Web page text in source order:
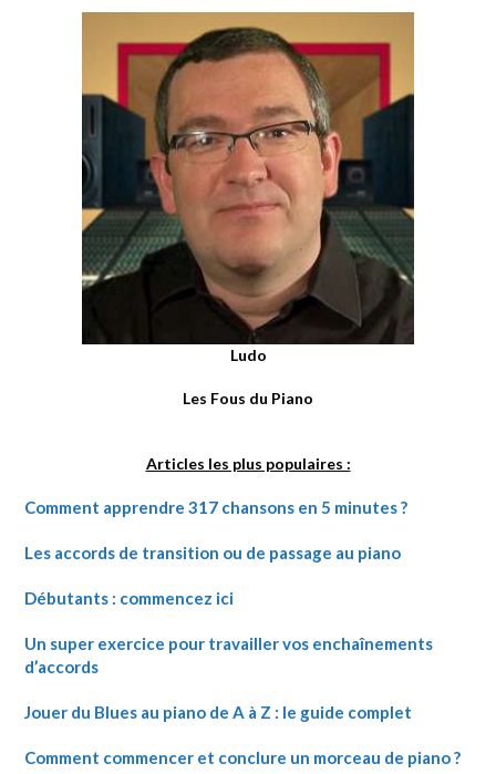
Ludo
Les Fous du Piano
Articles les plus populaires :
Comment apprendre 317 chansons en 5 minutes ?
Les accords de transition ou de passage au piano
Débutants : commencez ici
Un super exercice pour travailler vos enchaînements
d’accords
Jouer du Blues au piano de A à Z : le guide complet
Comment commencer et conclure un morceau de piano ?